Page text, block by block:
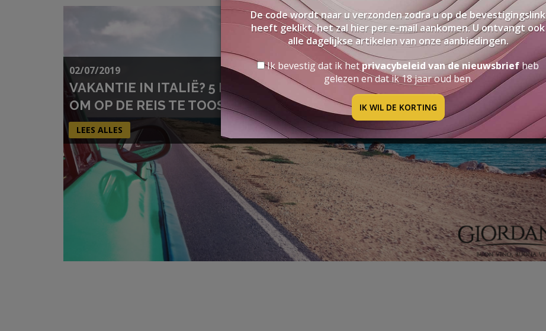
02/07/2019
VAKANTIE IN ITALIË? 5 BESTEMMINGEN OM TE ONTDEKKEN (EN 5 WIJNEN
OM OP DE REIS TE TOOSTEN)
LEES ALLES
De code wordt naar u verzonden zodra u op de bevestigingslink
heeft geklikt, het zal hier per e-mail aankomen. U ontvangt ook
alle dagelijkse artikelen van onze aanbiedingen.
Ik bevestig dat ik hetprivacybeleid van de nieuwsbriefheb
gelezen en dat ik 18 jaar oud ben.
IK WIL DE KORTING